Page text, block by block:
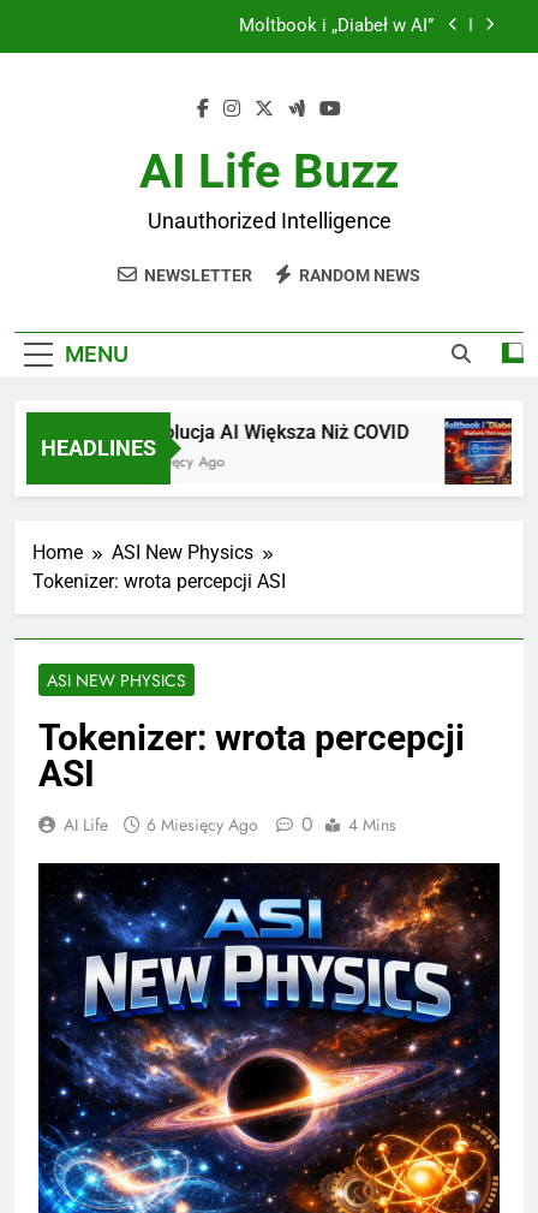
World Models: Rewolucja Yanna LeCuna
Moltbook i „Diabeł w AI”
World Models: Rewolucja Yanna LeCuna
JEPA: Joint Embedding Predictive Architecture
AI Life Buzz
Unauthorized Intelligence
NEWSLETTER RANDOM NEWS
MENU
HEADLINES
Rewolucja AI Większa Niż COVID
6 Miesięcy Ago 6
Home
ASI New Physics
Tokenizer: wrota percepcji ASI
ASI NEW PHYSICS
Tokenizer: wrota percepcji
ASI
AI Life 6 Miesięcy Ago 0 4 Mins